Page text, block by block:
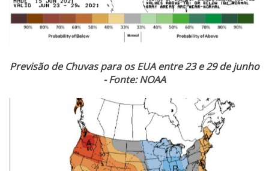
Previsão de Chuvas para os EUA entre 23 e 29 de junho
- Fonte: NOAA